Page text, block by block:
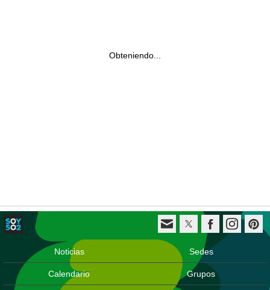
Obteniendo...
Noticias Sedes
Calendario Grupos